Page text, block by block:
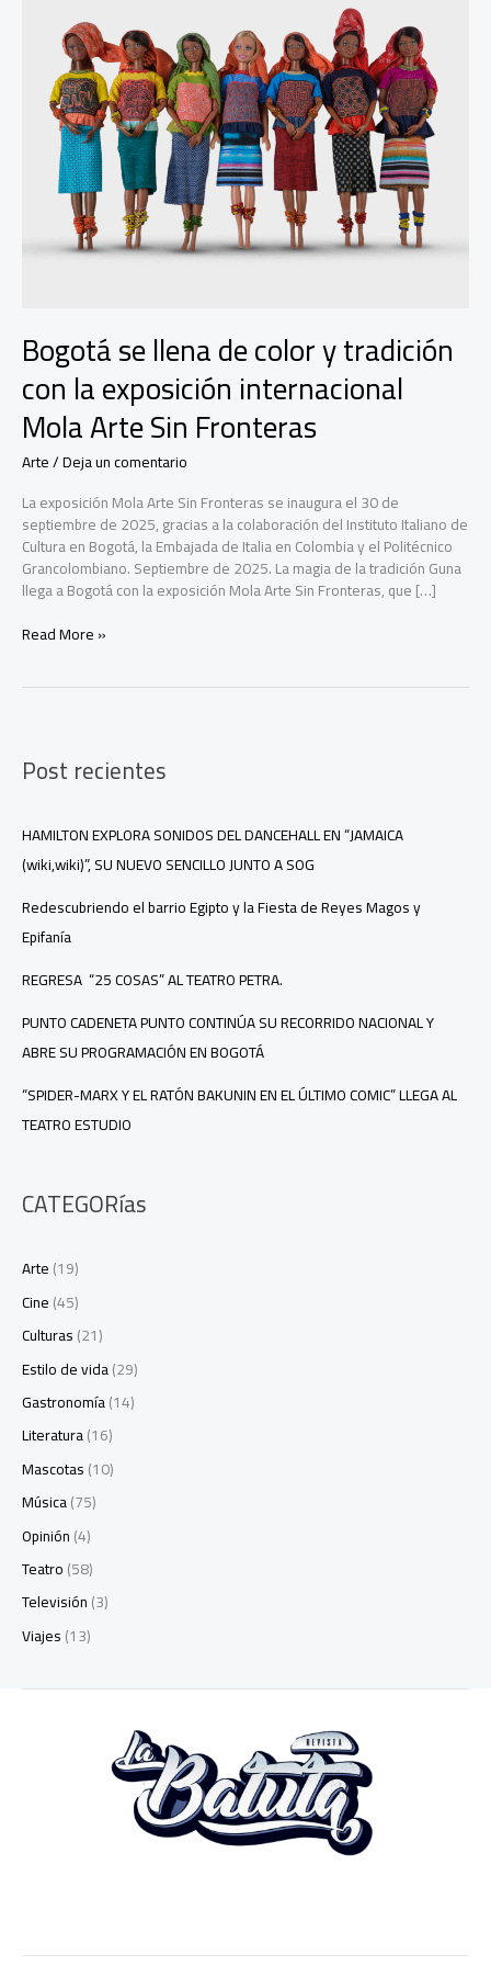
Bogotá se llena de color y tradición
con la exposición internacional
Mola Arte Sin Fronteras
Arte/Deja un comentario
La exposición Mola Arte Sin Fronteras se inaugura el 30 de
septiembre de 2025, gracias a la colaboración del Instituto Italiano de
Cultura en Bogotá, la Embajada de Italia en Colombia y el Politécnico
Grancolombiano. Septiembre de 2025. La magia de la tradición Guna
llega a Bogotá con la exposición Mola Arte Sin Fronteras, que […]
Bogotá
tradición
con
exposición
internacional
Mola
Arte
Sin
Fronteras
Read More »
Post recientes
HAMILTON EXPLORA SONIDOS DEL DANCEHALL EN “JAMAICA
(wiki,wiki)”, SU NUEVO SENCILLO JUNTO A SOG
Redescubriendo el barrio Egipto y la Fiesta de Reyes Magos y
Epifanía
REGRESA “25 COSAS” AL TEATRO PETRA.
PUNTO CADENETA PUNTO CONTINÚA SU RECORRIDO NACIONAL Y
ABRE SU PROGRAMACIÓN EN BOGOTÁ
“SPIDER-MARX Y EL RATÓN BAKUNIN EN EL ÚLTIMO COMIC” LLEGA AL
TEATRO ESTUDIO
CATEGORías
Arte(19)
Cine(45)
Culturas(21)
Estilo de vida(29)
Gastronomía(14)
Literatura(16)
Mascotas(10)
Música(75)
Opinión(4)
Teatro(58)
Televisión(3)
Viajes(13)